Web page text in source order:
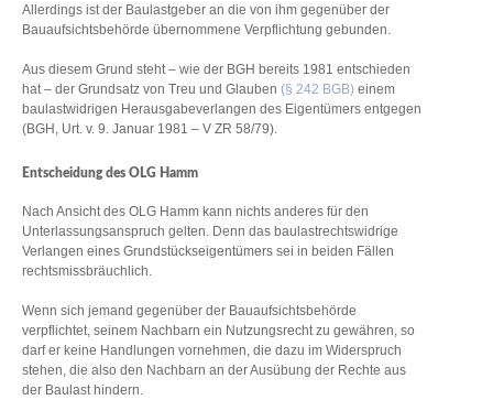
Allerdings ist der Baulastgeber an die von ihm gegenüber der
Bauaufsichtsbehörde übernommene Verpflichtung gebunden.
Aus diesem Grund steht – wie der BGH bereits 1981 entschieden
hat – der Grundsatz von Treu und Glauben (§ 242 BGB) einem
baulastwidrigen Herausgabeverlangen des Eigentümers entgegen
(BGH, Urt. v. 9. Januar 1981 – V ZR 58/79).
Entscheidung des OLG Hamm
Nach Ansicht des OLG Hamm kann nichts anderes für den
Unterlassungsanspruch gelten. Denn das baulastrechtswidrige
Verlangen eines Grundstückseigentümers sei in beiden Fällen
rechtsmissbräuchlich.
Wenn sich jemand gegenüber der Bauaufsichtsbehörde
verpflichtet, seinem Nachbarn ein Nutzungsrecht zu gewähren, so
darf er keine Handlungen vornehmen, die dazu im Widerspruch
stehen, die also den Nachbarn an der Ausübung der Rechte aus
der Baulast hindern.